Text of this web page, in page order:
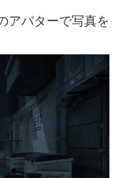
アバターで写真を